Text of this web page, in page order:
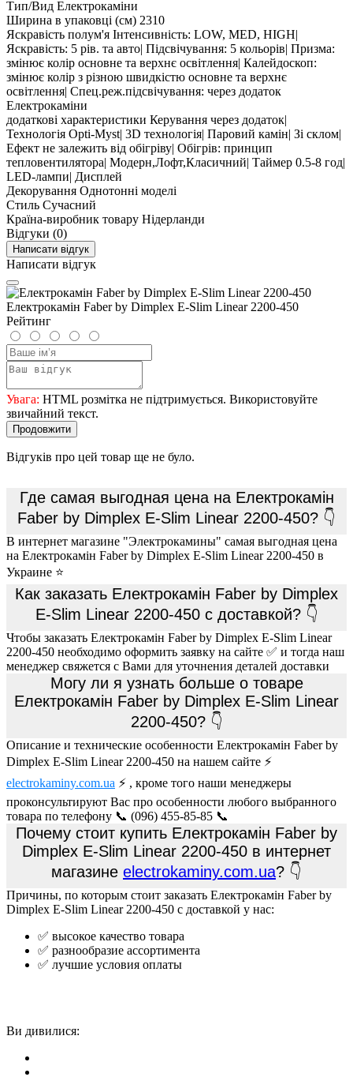
Тип/Вид Електрокаміни
Ширина в упаковці (см) 2310
Яскравість полум'я Інтенсивність: LOW, MED, HIGH|
Яскравість: 5 рів. та авто| Підсвічування: 5 кольорів| Призма:
змінює колір основне та верхнє освітлення| Калейдоскоп:
змінює колір з різною швидкістю основне та верхнє
освітлення| Спец.реж.підсвічування: через додаток
Електрокаміни
додаткові характеристики Керування через додаток|
Технологія Opti-Myst| 3D технологія| Паровий камін| Зі склом|
Ефект не залежить від обігріву| Обігрів: принцип
тепловентилятора| Модерн,Лофт,Класичний| Таймер 0.5-8 год|
LED-лампи| Дисплей
Декорування Однотонні моделі
Стиль Сучасний
Країна-виробник товару Нідерланди
Відгуки (0)
Написати відгук
Написати відгук
Електрокамін Faber by Dimplex E-Slim Linear 2200-450
Рейтинг
Увага: HTML розмітка не підтримується. Використовуйте
звичайний текст.
Продовжити
Відгуків про цей товар ще не було.
Где самая выгодная цена на Електрокамін
Faber by Dimplex E-Slim Linear 2200-450? 👇
В интернет магазине "Электрокамины" самая выгодная цена
на Електрокамін Faber by Dimplex E-Slim Linear 2200-450 в
Украине ⭐
Как заказать Електрокамін Faber by Dimplex
E-Slim Linear 2200-450 с доставкой? 👇
Чтобы заказать Електрокамін Faber by Dimplex E-Slim Linear
2200-450 необходимо оформить заявку на сайте ✅ и тогда наш
менеджер свяжется с Вами для уточнения деталей доставки
Могу ли я узнать больше о товаре
Електрокамін Faber by Dimplex E-Slim Linear
2200-450? 👇
Описание и технические особенности Електрокамін Faber by
Dimplex E-Slim Linear 2200-450 на нашем сайте ⚡
electrokaminy.com.ua ⚡ , кроме того наши менеджеры
проконсультируют Вас про особенности любого выбранного
товара по телефону 📞 (096) 455-85-85 📞
Почему стоит купить Електрокамін Faber by
Dimplex E-Slim Linear 2200-450 в интернет
магазине electrokaminy.com.ua? 👇
Причины, по которым стоит заказать Електрокамін Faber by
Dimplex E-Slim Linear 2200-450 с доставкой у нас:
✅ высокое качество товара
✅ разнообразие ассортимента
✅ лучшие условия оплаты
Ви дивилися: